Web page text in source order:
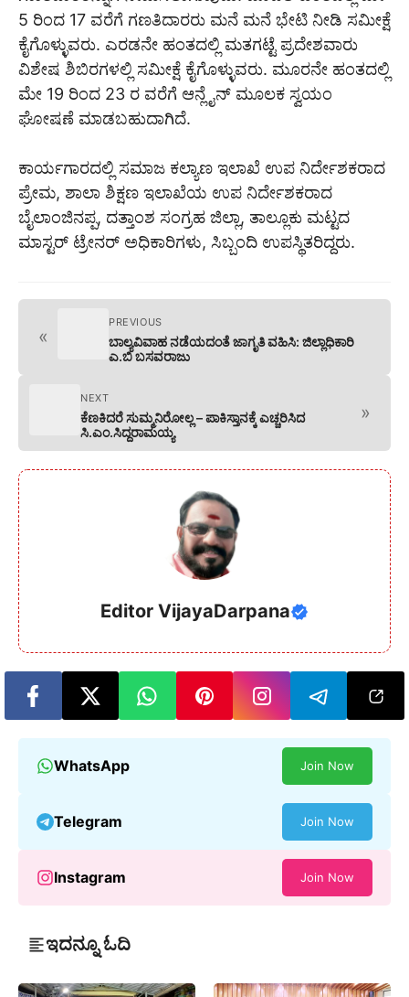
5 ರಿಂದ 17 ವರೆಗೆ ಗಣತಿದಾರರು ಮನೆ ಮನೆ ಭೇಟಿ ನೀಡಿ ಸಮೀಕ್ಷೆ
ಕೈಗೊಳ್ಳುವರು. ಎರಡನೇ ಹಂತದಲ್ಲಿ ಮತಗಟ್ಟೆ ಪ್ರದೇಶವಾರು
ವಿಶೇಷ ಶಿಬಿರಗಳಲ್ಲಿ ಸಮೀಕ್ಷೆ ಕೈಗೊಳ್ಳುವರು. ಮೂರನೇ ಹಂತದಲ್ಲಿ
ಮೇ 19 ರಿಂದ 23 ರ ವರೆಗೆ ಆನ್ಲೈನ್ ಮೂಲಕ ಸ್ವಯಂ
ಘೋಷಣೆ ಮಾಡಬಹುದಾಗಿದೆ.
ಕಾರ್ಯಗಾರದಲ್ಲಿ ಸಮಾಜ ಕಲ್ಯಾಣ ಇಲಾಖೆ ಉಪ ನಿರ್ದೇಶಕರಾದ
ಪ್ರೇಮ, ಶಾಲಾ ಶಿಕ್ಷಣ ಇಲಾಖೆಯ ಉಪ ನಿರ್ದೇಶಕರಾದ
ಬೈಲಾಂಜಿನಪ್ಪ, ದತ್ತಾಂಶ ಸಂಗ್ರಹ ಜಿಲ್ಲಾ, ತಾಲ್ಲೂಕು ಮಟ್ಟದ
ಮಾಸ್ಟರ್ ಟ್ರೇನರ್ ಅಧಿಕಾರಿಗಳು, ಸಿಬ್ಬಂದಿ ಉಪಸ್ಥಿತರಿದ್ದರು.
«
PREVIOUS
ಬಾಲ್ಯವಿವಾಹ ನಡೆಯದಂತೆ ಜಾಗೃತಿ ವಹಿಸಿ: ಜಿಲ್ಲಾಧಿಕಾರಿ
ಎ.ಬಿ ಬಸವರಾಜು
NEXT
ಕೆಣಕಿದರೆ ಸುಮ್ಮನಿರೋಲ್ಲ – ಪಾಕಿಸ್ತಾನಕ್ಕೆ ಎಚ್ಚರಿಸಿದ
ಸಿ.ಎಂ.ಸಿದ್ದರಾಮಯ್ಯ
»
Editor VijayaDarpana
WhatsApp Join Now
Telegram Join Now
Instagram Join Now
ಇದನ್ನೂ ಓದಿ